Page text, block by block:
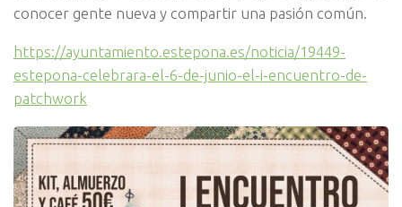
conocer gente nueva y compartir una pasión común.
https://ayuntamiento.estepona.es/noticia/19449-
estepona-celebrara-el-6-de-junio-el-i-encuentro-de-
patchwork